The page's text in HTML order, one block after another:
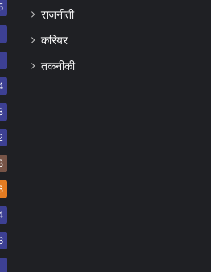
राजनीती
करियर
तकनीकी